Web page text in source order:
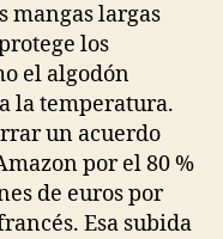
mangas largas
los
el algodón
la temperatura.
un acuerdo
por el 80 %
de euros por
Esa subida